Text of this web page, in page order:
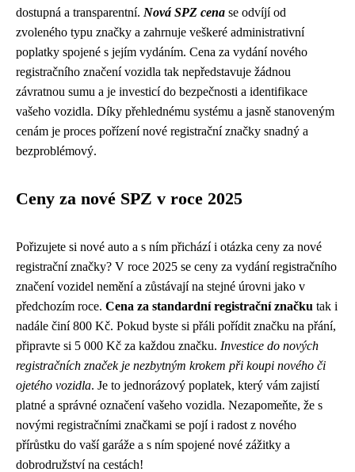
dostupná a transparentní. Nová SPZ cena se odvíjí od
zvoleného typu značky a zahrnuje veškeré administrativní
poplatky spojené s jejím vydáním. Cena za vydání nového
registračního značení vozidla tak nepředstavuje žádnou
závratnou sumu a je investicí do bezpečnosti a identifikace
vašeho vozidla. Díky přehlednému systému a jasně stanoveným
cenám je proces pořízení nové registrační značky snadný a
bezproblémový.
Ceny za nové SPZ v roce 2025
Pořizujete si nové auto a s ním přichází i otázka ceny za nové
registrační značky? V roce 2025 se ceny za vydání registračního
značení vozidel nemění a zůstávají na stejné úrovni jako v
předchozím roce. Cena za standardní registrační značku tak i
nadále činí 800 Kč. Pokud byste si přáli pořídit značku na přání,
připravte si 5 000 Kč za každou značku. Investice do nových
registračních značek je nezbytným krokem při koupi nového či
ojetého vozidla. Je to jednorázový poplatek, který vám zajistí
platné a správné označení vašeho vozidla. Nezapomeňte, že s
novými registračními značkami se pojí i radost z nového
přírůstku do vaší garáže a s ním spojené nové zážitky a
dobrodružství na cestách!